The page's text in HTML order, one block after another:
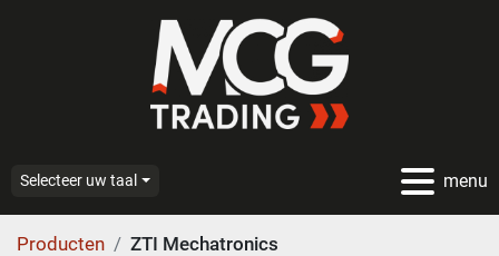
menu
Selecteer uw taal
Producten ZTI Mechatronics